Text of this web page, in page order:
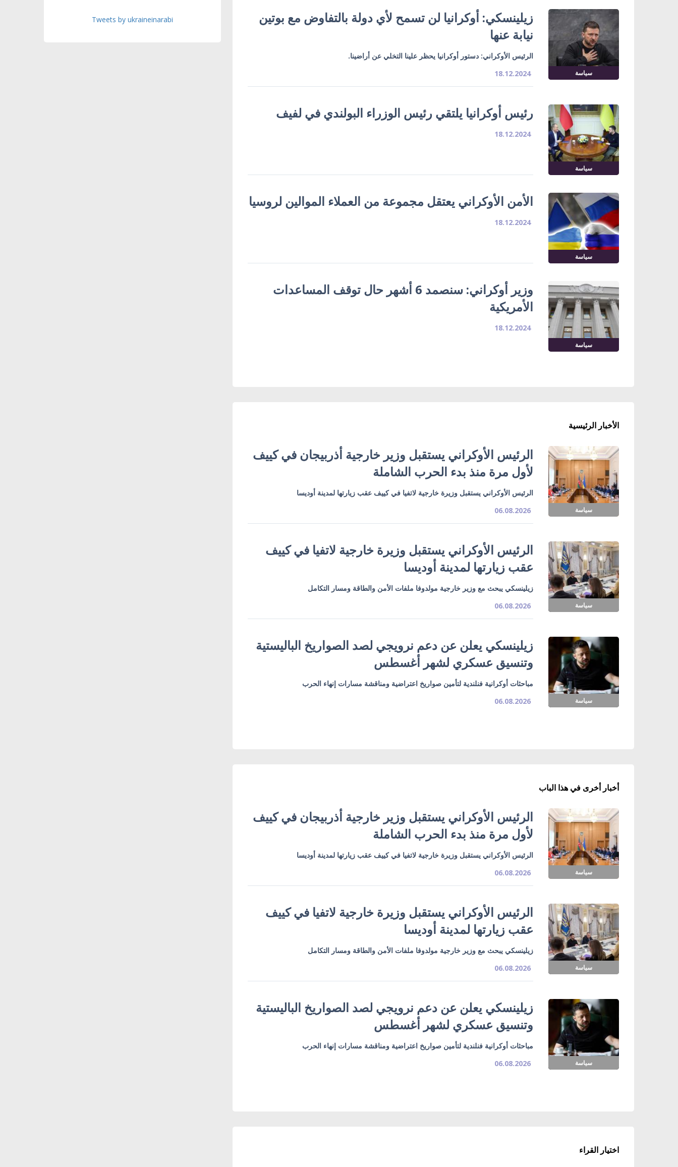
سياسة
زيلينسكي: أوكرانيا لن تسمح لأي دولة بالتفاوض مع بوتين
نيابة عنها
الرئيس الأوكراني: دستور أوكرانيا يحظر علينا التخلي عن أراضينا.
18.12.2024
سياسة
رئيس أوكرانيا يلتقي رئيس الوزراء البولندي في لفيف
18.12.2024
سياسة
الأمن الأوكراني يعتقل مجموعة من العملاء الموالين لروسيا
18.12.2024
سياسة
وزير أوكراني: سنصمد 6 أشهر حال توقف المساعدات
الأمريكية
18.12.2024
الأخبار الرئيسية
سياسة
الرئيس الأوكراني يستقبل وزير خارجية أذربيجان في كييف
لأول مرة منذ بدء الحرب الشاملة
الرئيس الأوكراني يستقبل وزيرة خارجية لاتفيا في كييف عقب زيارتها لمدينة أوديسا
06.08.2026
سياسة
الرئيس الأوكراني يستقبل وزيرة خارجية لاتفيا في كييف
عقب زيارتها لمدينة أوديسا
زيلينسكي يبحث مع وزير خارجية مولدوفا ملفات الأمن والطاقة ومسار التكامل
06.08.2026
سياسة
زيلينسكي يعلن عن دعم نرويجي لصد الصواريخ الباليستية
وتنسيق عسكري لشهر أغسطس
مباحثات أوكرانية فنلندية لتأمين صواريخ اعتراضية ومناقشة مسارات إنهاء الحرب
06.08.2026
أخبار أخرى في هذا الباب
سياسة
الرئيس الأوكراني يستقبل وزير خارجية أذربيجان في كييف
لأول مرة منذ بدء الحرب الشاملة
الرئيس الأوكراني يستقبل وزيرة خارجية لاتفيا في كييف عقب زيارتها لمدينة أوديسا
06.08.2026
سياسة
الرئيس الأوكراني يستقبل وزيرة خارجية لاتفيا في كييف
عقب زيارتها لمدينة أوديسا
زيلينسكي يبحث مع وزير خارجية مولدوفا ملفات الأمن والطاقة ومسار التكامل
06.08.2026
سياسة
زيلينسكي يعلن عن دعم نرويجي لصد الصواريخ الباليستية
وتنسيق عسكري لشهر أغسطس
مباحثات أوكرانية فنلندية لتأمين صواريخ اعتراضية ومناقشة مسارات إنهاء الحرب
06.08.2026
اختيار القراء
Tweets by ukraineinarabi